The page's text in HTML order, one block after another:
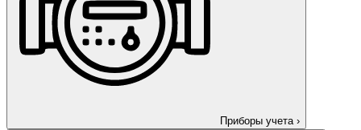
Приборы учета ›